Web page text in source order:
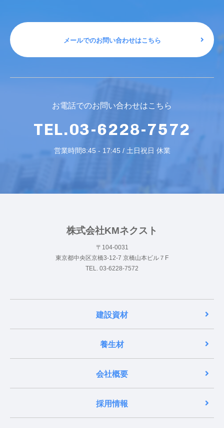
メールでのお問い合わせはこちら
お電話でのお問い合わせはこちら
TEL.03-6228-7572
営業時間8:45 - 17:45 / 土日祝日 休業
株式会社KMネクスト
〒104-0031
東京都中央区京橋3-12-7 京橋山本ビル７F
TEL. 03-6228-7572
建設資材
養生材
会社概要
採用情報